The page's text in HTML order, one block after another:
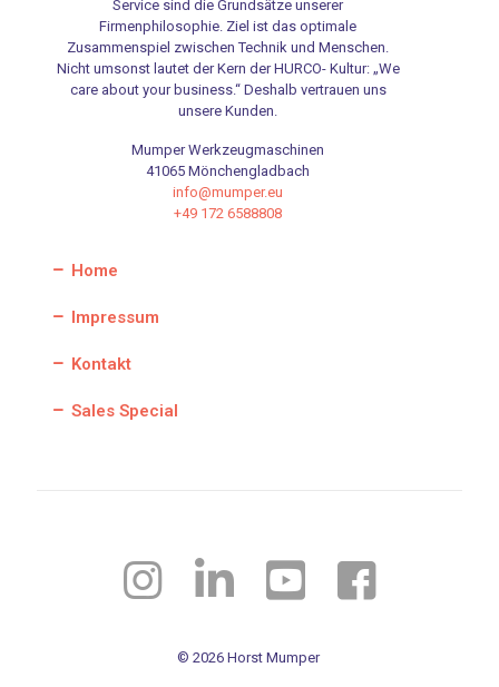
Service sind die Grundsätze unserer
Firmenphilosophie. Ziel ist das optimale
Zusammenspiel zwischen Technik und Menschen.
Nicht umsonst lautet der Kern der HURCO- Kultur: „We
care about your business.“ Deshalb vertrauen uns
unsere Kunden.
Mumper Werkzeugmaschinen
41065 Mönchengladbach
info@mumper.eu
+49 172 6588808
Home
Impressum
Kontakt
Sales Special
© 2026 Horst Mumper